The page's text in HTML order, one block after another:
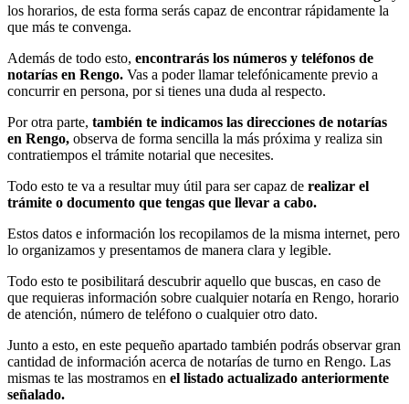
los horarios, de esta forma serás capaz de encontrar rápidamente la
que más te convenga.
Además de todo esto, encontrarás los números y teléfonos de
notarías en Rengo. Vas a poder llamar telefónicamente previo a
concurrir en persona, por si tienes una duda al respecto.
Por otra parte, también te indicamos las direcciones de notarías
en Rengo, observa de forma sencilla la más próxima y realiza sin
contratiempos el trámite notarial que necesites.
Todo esto te va a resultar muy útil para ser capaz de realizar el
trámite o documento que tengas que llevar a cabo.
Estos datos e información los recopilamos de la misma internet, pero
lo organizamos y presentamos de manera clara y legible.
Todo esto te posibilitará descubrir aquello que buscas, en caso de
que requieras información sobre cualquier notaría en Rengo, horario
de atención, número de teléfono o cualquier otro dato.
Junto a esto, en este pequeño apartado también podrás observar gran
cantidad de información acerca de notarías de turno en Rengo. Las
mismas te las mostramos en el listado actualizado anteriormente
señalado.